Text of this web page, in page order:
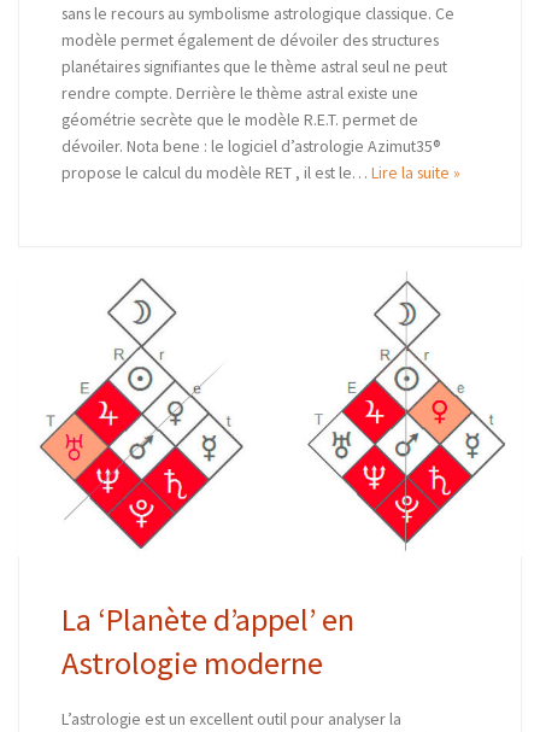
sans le recours au symbolisme astrologique classique. Ce
modèle permet également de dévoiler des structures
planétaires signifiantes que le thème astral seul ne peut
rendre compte. Derrière le thème astral existe une
géométrie secrète que le modèle R.E.T. permet de
dévoiler. Nota bene : le logiciel d’astrologie Azimut35®
propose le calcul du modèle RET , il est le… Lire la suite »
La ‘Planète d’appel’ en
Astrologie moderne
L’astrologie est un excellent outil pour analyser la